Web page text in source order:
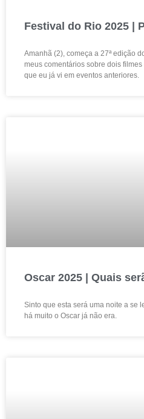
Festival do Rio 2025 |
Amanhã (2), começa a 27ª edição
meus comentários sobre dois
que eu já vi em eventos anteriores.
Oscar 2025 | Quais
Sinto que esta será uma noite a se
há muito o Oscar já não era.